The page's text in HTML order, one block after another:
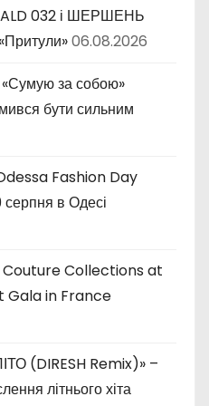
032 і ШЕРШЕНЬ
06.08.2026
за собою»
бути сильним
Fashion Day
серпня в Одесі
Collections at
Gala in France
(DIRESH Remix)» –
літнього хіта